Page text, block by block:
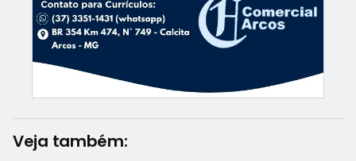
Veja também: